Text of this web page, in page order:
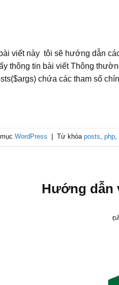
viết này tôi sẽ hướng dẫn
thông tin bài viết Thông
chứa các tham số
WordPress Từ khóa posts, php,
Hướng dẫn